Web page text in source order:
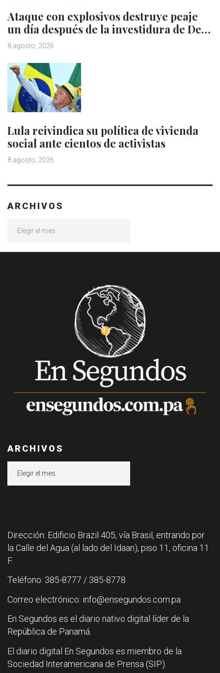
Ataque con explosivos destruye peaje
un día después de la investidura de De…
8 agosto, 2026
Lula reivindica su política de vivienda
social ante cientos de activistas
8 agosto, 2026
ARCHIVOS
ARCHIVOS
Dirección: Edificio Brazil 405, vía Brasil, entrando por
la Calle del Agua (al lado del Idaan), piso 11, oficina 11
F.
Teléfono: 385-8777 / 385-8778
Correo electrónico: info@ensegundos.com.pa
En Segundos es el diario nativo digital líder de la
República de Panamá.
El diario digital En Segundos es miembro de la
Sociedad Interamericana de Prensa (SIP).